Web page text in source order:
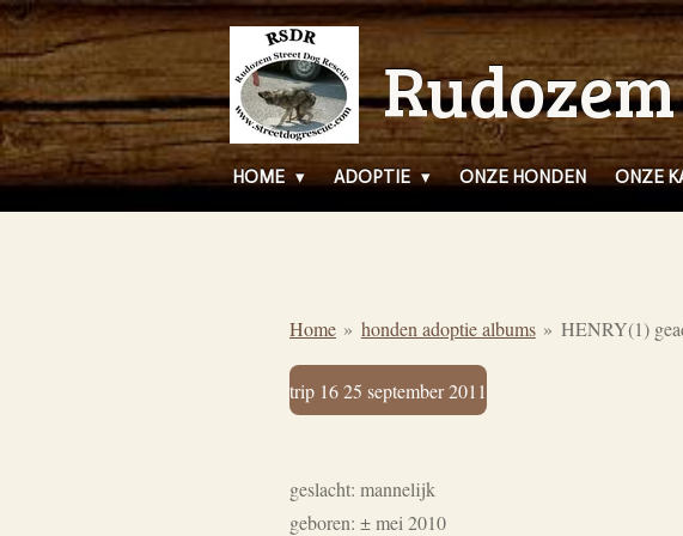
Ga
direct
naar
de
hoofdinhoud
HOME ADOPTIE ONZE HONDEN ONZE
Home » honden adoptie albums » HENRY(1)
trip 16 25 september 2011
geslacht: mannelijk
geboren: ± mei 2010